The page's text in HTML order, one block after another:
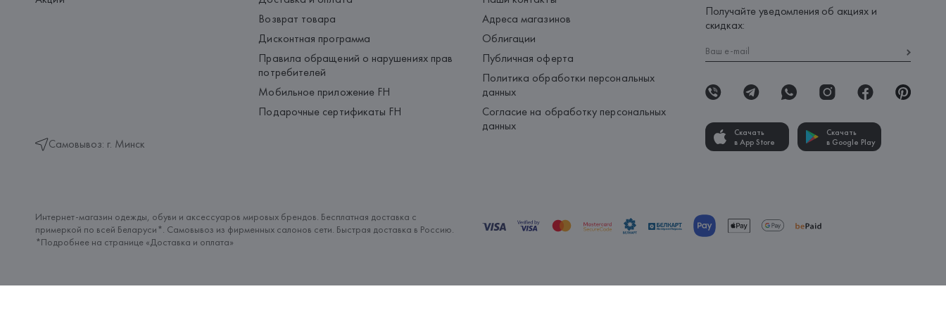
Самовывоз: г. Минск
Возврат товара
Дисконтная программа
Правила обращений о нарушениях прав
потребителей
Мобильное приложение FH
Подарочные сертификаты FH
Адреса магазинов
Облигации
Публичная оферта
Политика обработки персональных
данных
Согласие на обработку персональных
данных
Получайте уведомления об акциях и
скидках:
Скачать
в App Store
Скачать
в Google Play
Интернет-магазин одежды, обуви и аксессуаров мировых брендов. Бесплатная доставка с
примеркой по всей Беларуси*. Самовывоз из фирменных салонов сети. Быстрая доставка в Россию.
*Подробнее на странице «Доставка и оплата»